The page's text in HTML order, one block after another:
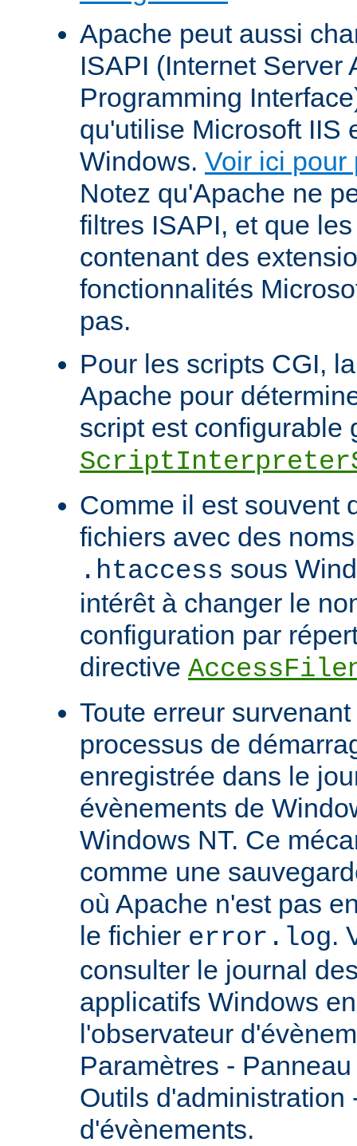
Apache peut aussi
ISAPI (Internet Server
Programming
qu'utilise Microsoft IIS
Windows. Voir ici pour
Notez qu'Apache ne
filtres ISAPI, et que
contenant des
fonctionnalités
pas.
Pour les scripts CGI,
Apache pour
script est configurable
Comme il est souvent
fichiers avec des
.htaccess sous
intérêt à changer le
configuration par
directive
Toute erreur
processus de
enregistrée dans le
évènements de
Windows NT. Ce
comme une
où Apache n'est pas
le fichier error.log.
consulter le journal
applicatifs Windows
l'observateur
Paramètres -
Outils d'administration
d'évènements.